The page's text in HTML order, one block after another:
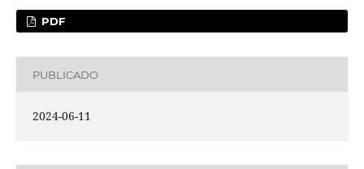
PDF
PUBLICADO
2024-06-11